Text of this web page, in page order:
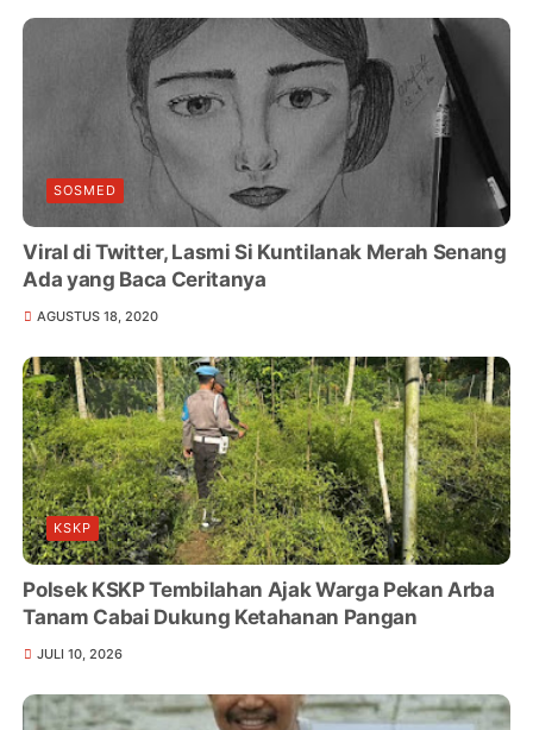
SOSMED
Viral di Twitter, Lasmi Si Kuntilanak Merah Senang
Ada yang Baca Ceritanya
AGUSTUS 18, 2020
KSKP
Polsek KSKP Tembilahan Ajak Warga Pekan Arba
Tanam Cabai Dukung Ketahanan Pangan
JULI 10, 2026